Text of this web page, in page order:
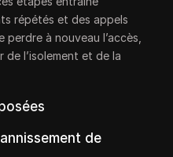
répétés et des appels
à nouveau l’accès,
l’isolement et de la
de